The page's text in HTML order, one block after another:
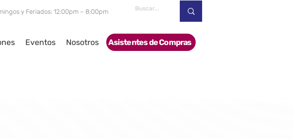
Eventos Nosotros Asistentes de Compras
y Feriados: 12:00pm – 8:00pm